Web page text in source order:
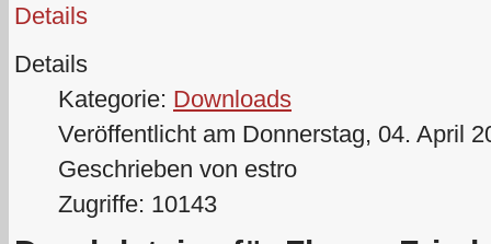
Details
Details
Kategorie: Downloads
Veröffentlicht am Donnerstag, 04. April
Geschrieben von estro
Zugriffe: 10143